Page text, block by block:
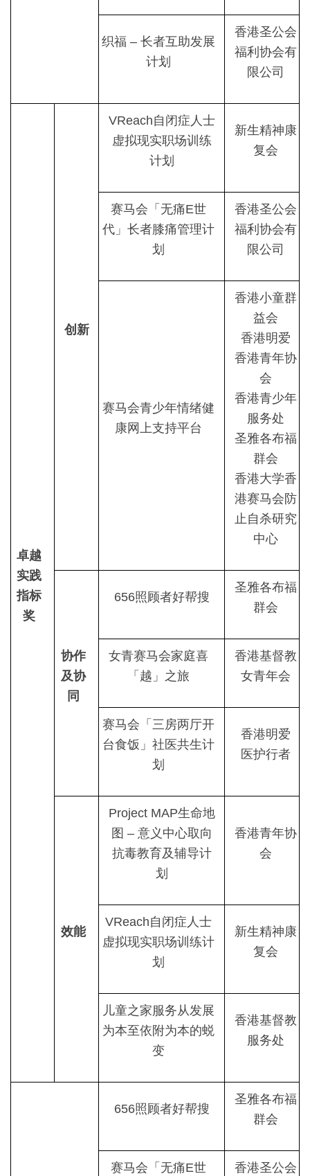
织福 – 长者互助发展
计划
香港圣公会
福利协会有
限公司
卓越
实践
指标
奖
创新
VReach自闭症人士
虚拟现实职场训练
计划
新生精神康
复会
赛马会「无痛E世
代」长者膝痛管理计
划
香港圣公会
福利协会有
限公司
赛马会青少年情绪健
康网上支持平台
香港小童群
益会
香港明爱
香港青年协
会
香港青少年
服务处
圣雅各布福
群会
香港大学香
港赛马会防
止自杀研究
中心
协作
及协
同
656照顾者好帮搜
圣雅各布福
群会
女青赛马会家庭喜
「越」之旅
香港基督教
女青年会
赛马会「三房两厅开
台食饭」社医共生计
划
香港明爱
医护行者
效能
Project MAP生命地
图 – 意义中心取向
抗毒教育及辅导计
划
香港青年协
会
VReach自闭症人士
虚拟现实职场训练计
划
新生精神康
复会
儿童之家服务从发展
为本至依附为本的蜕
变
香港基督教
服务处
656照顾者好帮搜
圣雅各布福
群会
赛马会「无痛E世
香港圣公会